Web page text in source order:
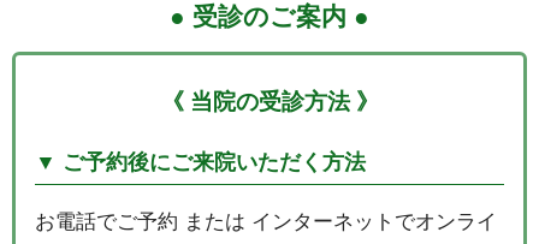
● 受診のご案内 ●
《 当院の受診方法 》
▼ ご予約後にご来院いただく方法
お電話でご予約 または インターネットでオンライ